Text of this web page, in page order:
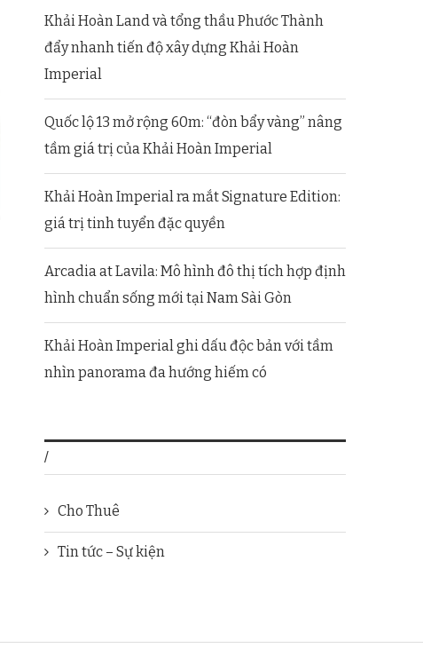
Khải Hoàn Land và tổng thầu Phước Thành
đẩy nhanh tiến độ xây dựng Khải Hoàn
Imperial
Quốc lộ 13 mở rộng 60m: “đòn bẩy vàng” nâng
tầm giá trị của Khải Hoàn Imperial
Khải Hoàn Imperial ra mắt Signature Edition:
giá trị tinh tuyển đặc quyền
Arcadia at Lavila: Mô hình đô thị tích hợp định
hình chuẩn sống mới tại Nam Sài Gòn
Khải Hoàn Imperial ghi dấu độc bản với tầm
nhìn panorama đa hướng hiếm có
/
Cho Thuê
Tin tức – Sự kiện